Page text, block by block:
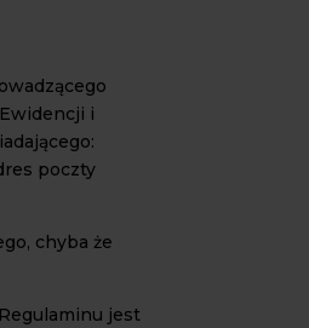
i
poczty
chyba że
jest